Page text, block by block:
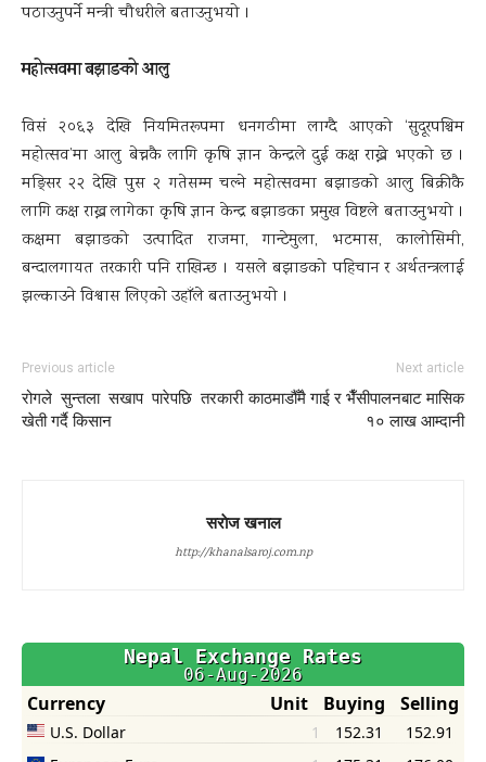
पठाउनुपर्ने मन्त्री चौधरीले बताउनुभयो ।
महोत्सवमा बझाङको आलु
विसं २०६३ देखि नियमितरूपमा धनगढीमा लाग्दै आएको ‘सुदूरपश्चिम
महोत्सव’मा आलु बेच्नकै लागि कृषि ज्ञान केन्द्रले दुई कक्ष राख्ने भएको छ ।
मङ्सिर २२ देखि पुस २ गतेसम्म चल्ने महोत्सवमा बझाङको आलु बिक्रीकै
लागि कक्ष राख्न लागेका कृषि ज्ञान केन्द्र बझाङका प्रमुख विष्टले बताउनुभयो ।
कक्षमा बझाङको उत्पादित राजमा, गान्टेमुला, भटमास, कालोसिमी,
बन्दालगायत तरकारी पनि राखिन्छ । यसले बझाङको पहिचान र अर्थतन्त्रलाई
झल्काउने विश्वास लिएको उहाँले बताउनुभयो ।
Previous article
रोगले सुन्तला सखाप पारेपछि तरकारी
खेती गर्दै किसान
Next article
काठमाडौँमै गाई र भैँसीपालनबाट मासिक
१० लाख आम्दानी
सराेज खनाल
http://khanalsaroj.com.np